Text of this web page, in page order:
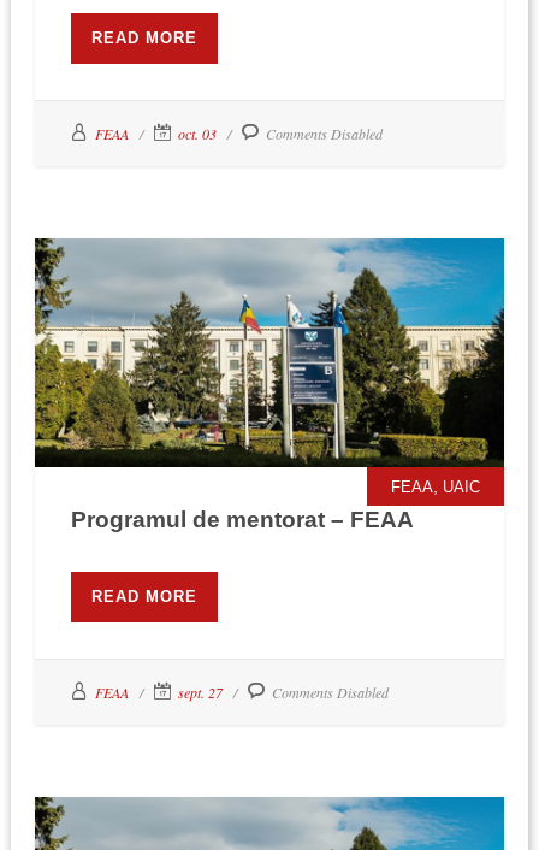
READ MORE
FEAA oct. 03 Comments Disabled
FEAA UAIC
Programul de mentorat – FEAA
READ MORE
FEAA sept. 27 Comments Disabled